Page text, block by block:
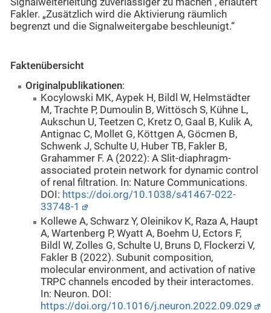
Signalweiterleitung zuverlässiger zu machen“, erläutert
Fakler. „Zusätzlich wird die Aktivierung räumlich
begrenzt und die Signalweitergabe beschleunigt.“
Faktenübersicht
Originalpublikationen:
Kocylowski MK, Aypek H, Bildl W, Helmstädter
M, Trachte P, Dumoulin B, Wittösch S, Kühne L,
Aukschun U, Teetzen C, Kretz O, Gaal B, Kulik A,
Antignac C, Mollet G, Köttgen A, Göcmen B,
Schwenk J, Schulte U, Huber TB, Fakler B,
Grahammer F. A (2022): A Slit-diaphragm-
associated protein network for dynamic control
of renal filtration. In: Nature Communications.
DOI: https://doi.org/10.1038/s41467-022-
33748-1
Kollewe A, Schwarz Y, Oleinikov K, Raza A, Haupt
A, Wartenberg P, Wyatt A, Boehm U, Ectors F,
Bildl W, Zolles G, Schulte U, Bruns D, Flockerzi V,
Fakler B (2022). Subunit composition,
molecular environment, and activation of native
TRPC channels encoded by their interactomes.
In: Neuron. DOI:
https://doi.org/10.1016/j.neuron.2022.09.029